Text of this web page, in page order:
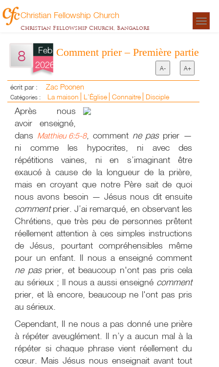
Christian Fellowship Church
Christian Fellowship Church, Bangalore
8
Feb
2026
Comment prier – Première partie
A- A+
écrit par : Zac Poonen
Catégories : La maison L’Église Connaitre Disciple
Après nous
avoir enseigné,
dans Matthieu 6:5-8, comment ne pasprier —
ni comme les hypocrites, ni avec des
répétitions vaines, ni en s’imaginant être
exaucé à cause de la longueur de la prière,
mais en croyant que notre Père sait de quoi
nous avons besoin — Jésus nous dit ensuite
commentprier. J’ai remarqué, en observant les
Chrétiens, que très peu de personnes prêtent
réellement attention à ces simples instructions
de Jésus, pourtant compréhensibles même
pour un enfant. Il nous a enseigné comment
ne pasprier, et beaucoup n'ont pas pris cela
au sérieux ; Il nous a aussi enseigné comment
prier, et là encore, beaucoup ne l'ont pas pris
au sérieux.
Cependant, Il ne nous a pas donné une prière
à répéter aveuglément. Il n’y a aucun mal à la
répéter si chaque phrase vient réellement du
cœur. Mais Jésus nous enseignait avant tout